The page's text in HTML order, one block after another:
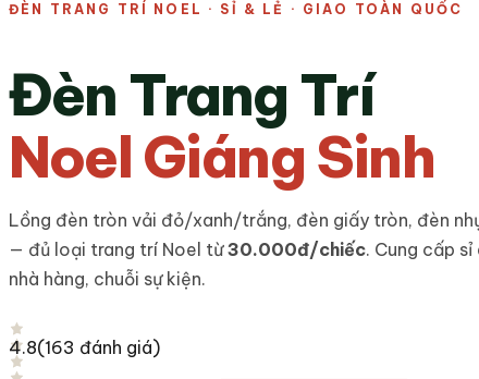
ĐÈN TRANG TRÍ NOEL · SỈ & LẺ · GIAO TOÀN QUỐC
Đèn Trang Trí
Noel Giáng Sinh
Lồng đèn tròn vải đỏ/xanh/trắng, đèn giấy tròn, đèn
— đủ loại trang trí Noel từ 30.000đ/chiếc. Cung cấp
nhà hàng, chuỗi sự kiện.
4.8(163 đánh giá)